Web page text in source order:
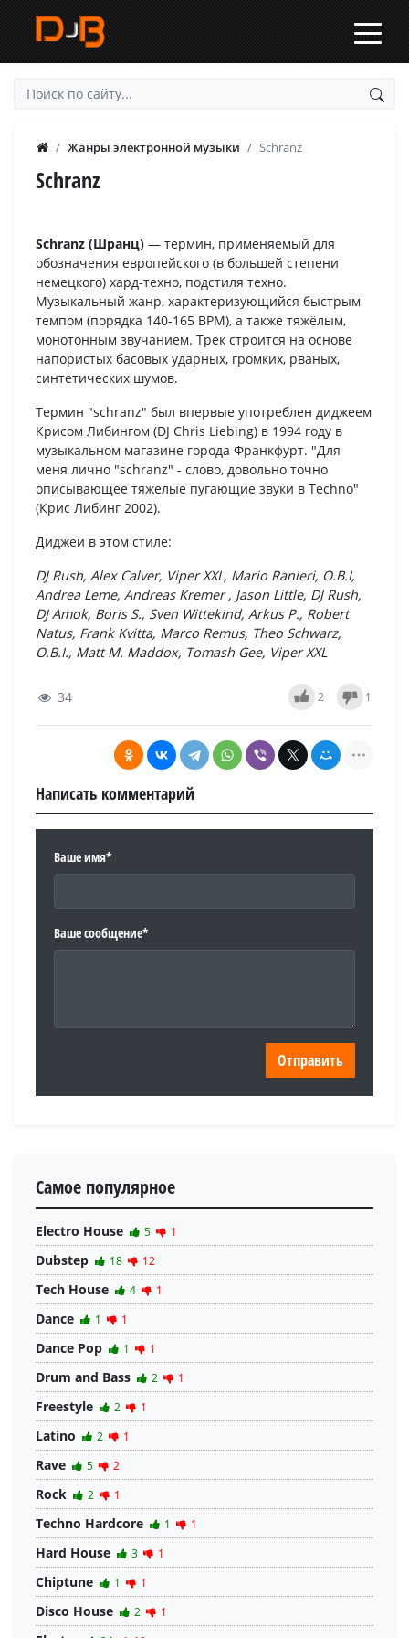
Жанры электронной музыки Schranz
Schranz
Schranz (Шранц) — термин, применяемый для
обозначения европейского (в большей степени
немецкого) хард-техно, подстиля техно.
Музыкальный жанр, характеризующийся быстрым
темпом (порядка 140-165 BPM), а также тяжёлым,
монотонным звучанием. Трек строится на основе
напористых басовых ударных, громких, рваных,
синтетических шумов.
Термин "schranz" был впервые употреблен диджеем
Крисом Либингом (DJ Chris Liebing) в 1994 году в
музыкальном магазине города Франкфурт. "Для
меня лично "schranz" - слово, довольно точно
описывающее тяжелые пугающие звуки в Techno"
(Крис Либинг 2002).
Диджеи в этом стиле:
DJ Rush, Alex Calver, Viper XXL, Mario Ranieri, O.B.I,
Andrea Leme, Andreas Kremer , Jason Little, DJ Rush,
DJ Amok, Boris S., Sven Wittekind, Arkus P., Robert
Natus, Frank Kvitta, Marco Remus, Theo Schwarz,
O.B.I., Matt M. Maddox, Tomash Gee, Viper XXL
34 2 1
Написать комментарий
Ваше имя*
Ваше сообщение*
Самое популярное
Electro House 5 1
Dubstep 18 12
Tech House 4 1
Dance 1 1
Dance Pop 1 1
Drum and Bass 2 1
Freestyle 2 1
Latino 2 1
Rave 5 2
Rock 2 1
Techno Hardcore 1 1
Hard House 3 1
Chiptune 1 1
Disco House 2 1